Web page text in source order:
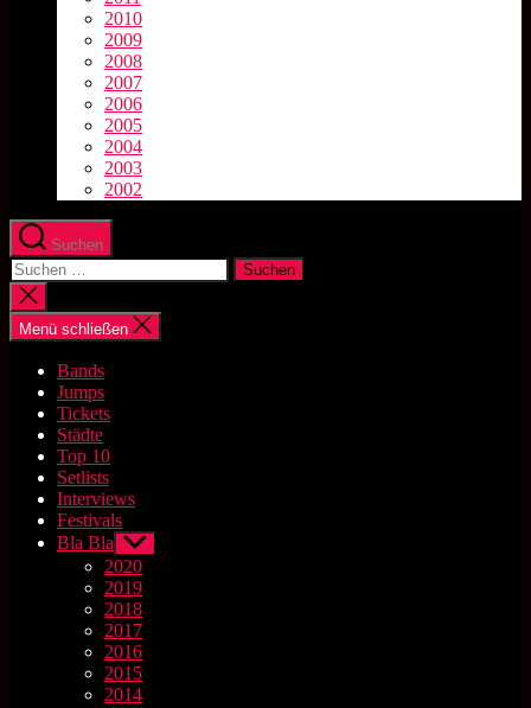
2010
2009
2008
2007
2006
2005
2004
2003
2002
Suchen
Suchen
nach:
Suche
schließen
Menü schließen
Bands
Jumps
Tickets
Städte
Top 10
Setlists
Interviews
Festivals
Bla Bla Untermenü
anzeigen
2020
2019
2018
2017
2016
2015
2014